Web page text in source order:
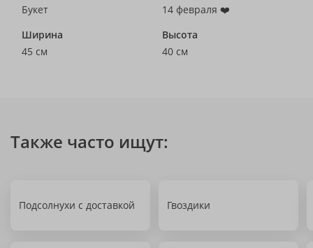
Букет
14 февраля ❤️
Ширина
45 см
Высота
40 см
Также часто ищут:
Подсолнухи с доставкой Гвоздики